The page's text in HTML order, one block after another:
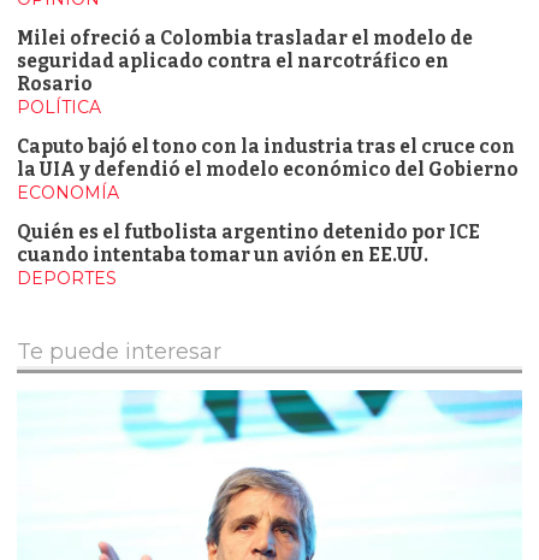
Milei ofreció a Colombia trasladar el modelo de
seguridad aplicado contra el narcotráfico en
Rosario
POLÍTICA
Caputo bajó el tono con la industria tras el cruce con
la UIA y defendió el modelo económico del Gobierno
ECONOMÍA
Quién es el futbolista argentino detenido por ICE
cuando intentaba tomar un avión en EE.UU.
DEPORTES
Te puede interesar